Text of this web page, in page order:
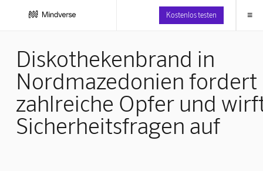
Kostenlos testen ≡
Diskothekenbrand in
Nordmazedonien fordert
zahlreiche Opfer und
Sicherheitsfragen auf